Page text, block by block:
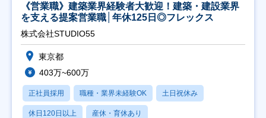
《営業職》建築業界経験者大歓迎！建築・建設業界
を支える提案営業職│年休125日◎フレックス
株式会社STUDIO55
東京都
403万~600万
正社員採用 職種・業界未経験OK 土日祝休み
休日120日以上 産休・育休あり